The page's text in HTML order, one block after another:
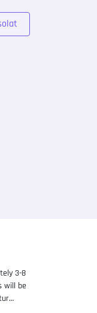
3-8
will be